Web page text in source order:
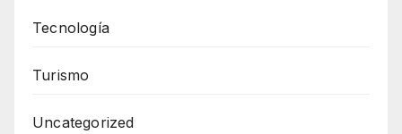
Tecnología
Turismo
Uncategorized